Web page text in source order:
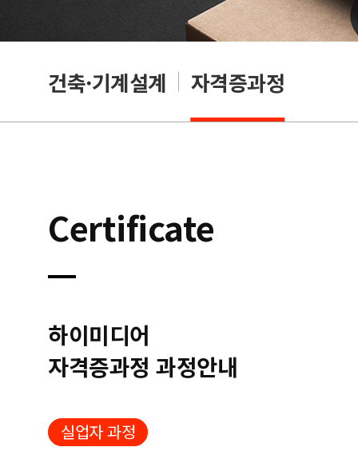
건축·기계설계 자격증과정
Certificate
하이미디어
자격증과정 과정안내
실업자 과정